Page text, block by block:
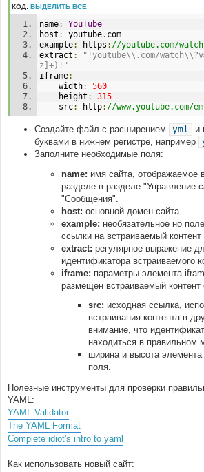
КОД: ВЫДЕЛИТЬ ВСЁ
name:
YouTube
host : youtube. com
example: https : //youtube.com/
extract :
"!youtube\\.com/
z]+)!"
iframe:
    width
:
560
    height
:
315
    src
: http: //www.youtube.com/
Создайте файл с расширением yml
и
буквами в нижнем регистре, например
Заполните необходимые поля:
name: имя сайта, отображаемое
разделе в разделе "Управление
"Сообщения".
host: основной домен сайта.
example: необязательное но
ссылки на встраиваемый контент
extract: регулярное выражение
идентификатора встраиваемого
iframe: параметры элемента
размещен встраиваемый контент
src: исходная ссылка,
встраивания контента в
внимание, что
находиться в правильном
ширина и высота
поля.
Полезные инструменты для проверки
YAML:
YAML Validator
The YAML Format
Complete idiot's intro to yaml
Как использовать новый сайт: